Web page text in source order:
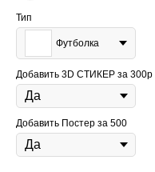
Тип
Футболка
Добавить 3D СТИКЕР за 300р
Добавить Постер за 500